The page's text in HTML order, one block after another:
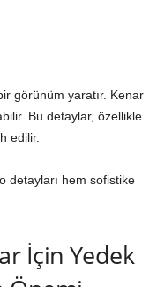
görünüm yaratır. Kenar
Bu detaylar, özellikle
edilir.
detayları hem sofistike
İçin Yedek